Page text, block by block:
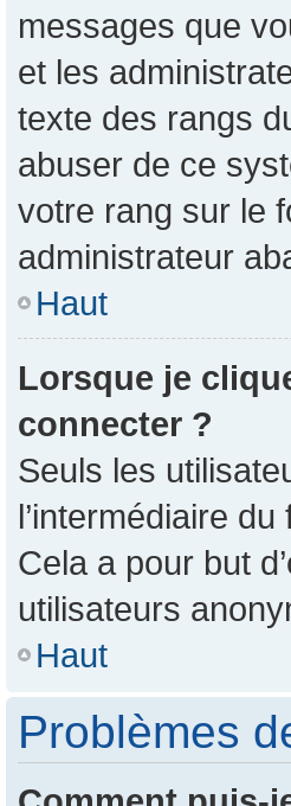
messages que
et les
texte des rangs
abuser de ce
votre rang sur le
administrateur
Haut
Lorsque je
connecter ?
Seuls les
l’intermédiaire
Cela a pour but
utilisateurs
Haut
Problèmes